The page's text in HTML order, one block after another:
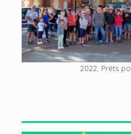
2022, Prêts